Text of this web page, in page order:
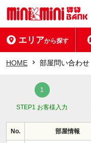
エリアから探す
HOME 部屋問い合わせ
STEP1 お客様入力
No. 部屋情報